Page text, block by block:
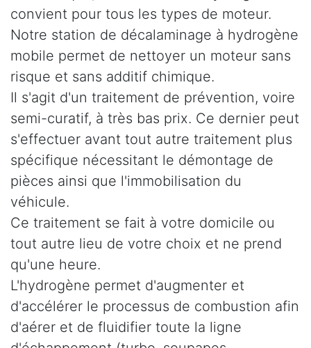
convient pour tous les types de moteur.
Notre station de décalaminage à hydrogène
mobile permet de nettoyer un moteur sans
risque et sans additif chimique.
Il s'agit d'un traitement de prévention, voire
semi-curatif, à très bas prix. Ce dernier peut
s'effectuer avant tout autre traitement plus
spécifique nécessitant le démontage de
pièces ainsi que l'immobilisation du
véhicule.
Ce traitement se fait à votre domicile ou
tout autre lieu de votre choix et ne prend
qu'une heure.
L'hydrogène permet d'augmenter et
d'accélérer le processus de combustion afin
d'aérer et de fluidifier toute la ligne